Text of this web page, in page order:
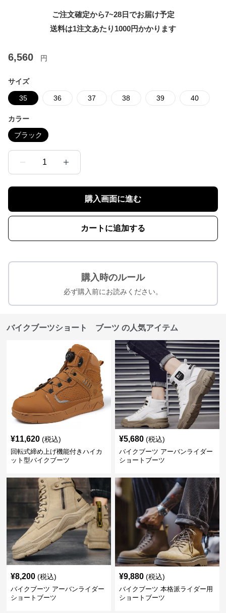
ご注文確定から7~28日でお届け予定
送料は1注文あたり 1000円かかります
6,560 円
サイズ
35 36 37 38 39 40
カラー
ブラック
1
購入画面に進む
カートに追加する
購入時のルール
必ず購入前にお読みください。
バイクブーツショート ブーツ の人気アイテム
¥11,620 (税込)
回転式締め上げ機能付きハイカ
ット型バイクブーツ
¥5,680 (税込)
バイクブーツ アーバンライダー
ショートブーツ
¥8,200 (税込)
バイクブーツ アーバンライダー
ショートブーツ
¥9,880 (税込)
バイクブーツ 本格派ライダー用
ショートブーツ